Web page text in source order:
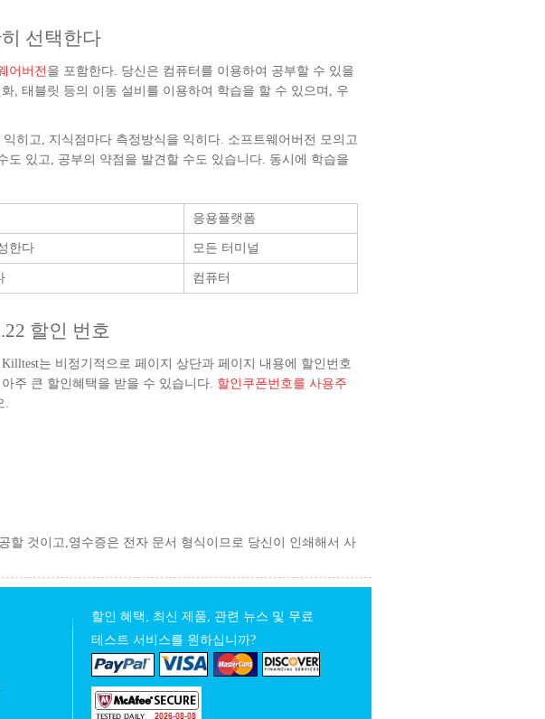
선택한다
어버전을 포함한다. 당신은 컴퓨터를 이용하여 공부할 수 있을
, 태블릿 등의 이동 설비를 이용하여 학습을 할 수 있으며, 우
히고, 지식점마다 측정방식을 익히다. 소프트웨어버전 모의고
도 있고, 공부의 약점을 발견할 수도 있습니다. 동시에 학습을
응용플랫폼
한다 모든 터미널
컴퓨터
할인 번호
는 비정기적으로 페이지 상단과 페이지 내용에 할인번호
주 큰 할인혜택을 받을 수 있습니다. 할인쿠폰번호를 사용주
.
할 것이고,영수증은 전자 문서 형식이므로 당신이 인쇄해서 사
할인 혜택, 최신 제품, 관련 뉴스 및 무료
테스트 서비스를 원하십니까?